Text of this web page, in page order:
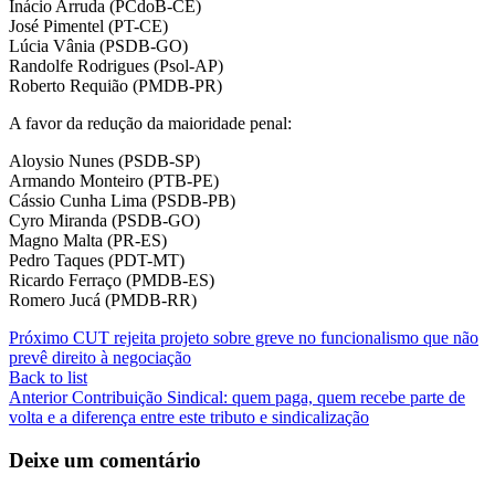
Inácio Arruda (PCdoB-CE)
José Pimentel (PT-CE)
Lúcia Vânia (PSDB-GO)
Randolfe Rodrigues (Psol-AP)
Roberto Requião (PMDB-PR)
A favor da redução da maioridade penal:
Aloysio Nunes (PSDB-SP)
Armando Monteiro (PTB-PE)
Cássio Cunha Lima (PSDB-PB)
Cyro Miranda (PSDB-GO)
Magno Malta (PR-ES)
Pedro Taques (PDT-MT)
Ricardo Ferraço (PMDB-ES)
Romero Jucá (PMDB-RR)
Próximo CUT rejeita projeto sobre greve no funcionalismo que não
prevê direito à negociação
Back to list
Anterior Contribuição Sindical: quem paga, quem recebe parte de
volta e a diferença entre este tributo e sindicalização
Deixe um comentário